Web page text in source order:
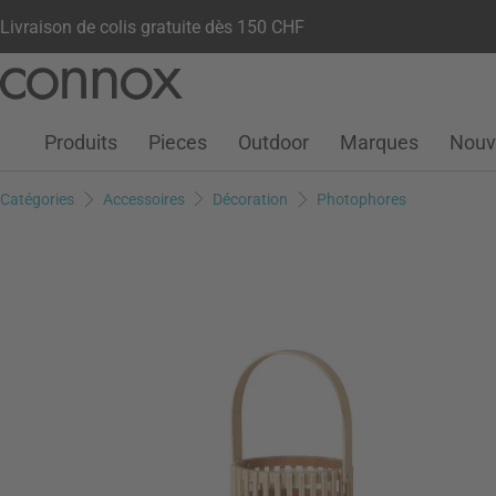
Livraison de colis gratuite dès 150 CHF
contenu
Votre compteListe de souhaits
Warenkorb
Produits Pieces Outdoor Marques
Catégories Accessoires Décoration Photophores